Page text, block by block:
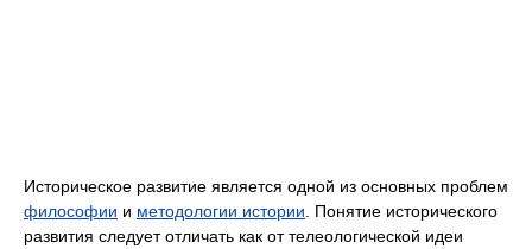
Историческое развитие является одной из основных проблем
философии и методологии истории . Понятие исторического
развития следует отличать как от телеологической идеи